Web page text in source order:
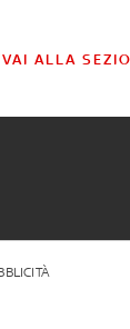
VAI ALLA